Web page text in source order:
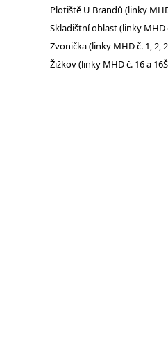
Plotiště U Brandů (linky
Skladištní oblast (linky MHD
Zvonička (linky MHD č. 1, 2,
Žižkov (linky MHD č. 16 a